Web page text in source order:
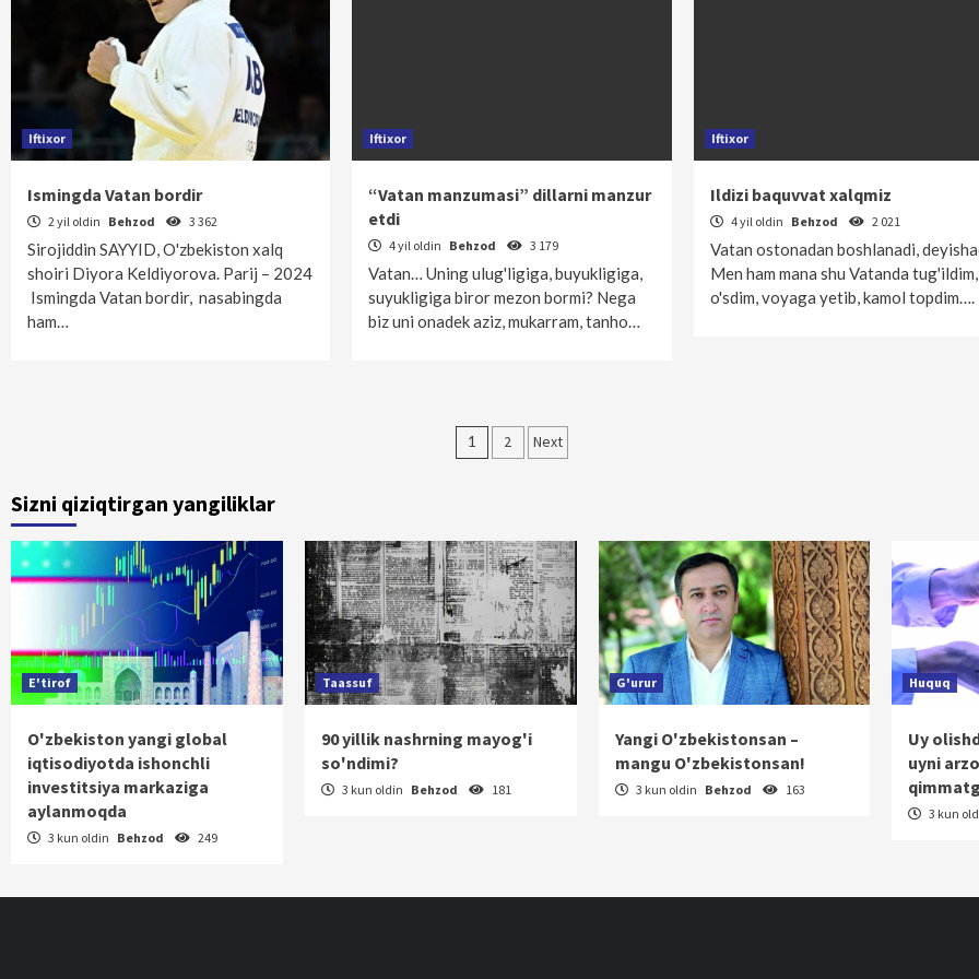
Iftixor
Ismingda Vatan bordir
2 yil oldin Behzod 3 362
Sirojiddin SAYYID, O'zbekiston xalq
shoiri Diyora Keldiyorova. Parij – 2024
Ismingda Vatan bordir, nasabingda
ham…
Iftixor
“Vatan manzumasi” dillarni manzur
etdi
4 yil oldin Behzod 3 179
Vatan… Uning ulug'ligiga, buyukligiga,
suyukligiga biror mezon bormi? Nega
biz uni onadek aziz, mukarram, tanho…
Iftixor
Ildizi baquvvat xalqmiz
4 yil oldin Behzod 2 021
Vatan ostonadan boshlanadi,
Men ham mana shu Vatanda tug'ildim,
o'sdim, voyaga yetib, kamol topdim….
Maqolalar
1 2 Next
Sizni qiziqtirgan yangiliklar
E'tirof
O'zbekiston yangi global
iqtisodiyotda ishonchli
investitsiya markaziga
aylanmoqda
3 kun oldin Behzod 249
Taassuf
90 yillik nashrning mayog'i
so'ndimi?
3 kun oldin Behzod 181
G'urur
Yangi O'zbekistonsan –
mangu O'zbekistonsan!
3 kun oldin Behzod 163
Huquq
Uy
uyni
3 kun